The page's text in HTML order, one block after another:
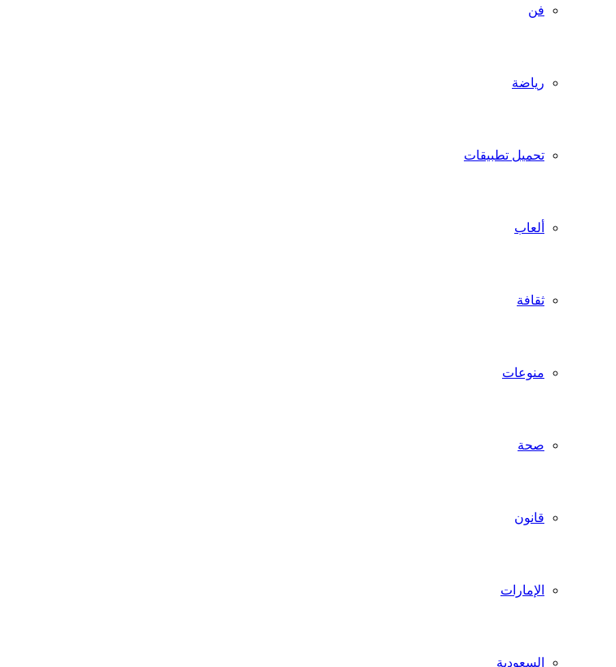
فن
رياضة
تحميل تطبيقات
ألعاب
ثقافة
منوعات
صحة
قانون
الإمارات
السعودية